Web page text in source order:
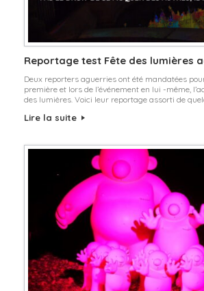
Reportage test Fête des lumières
Deux reporters aguerries ont été mandatées
première et lors de l’événement en lui -même,
des lumières. Voici leur reportage assorti de
Lire la suite